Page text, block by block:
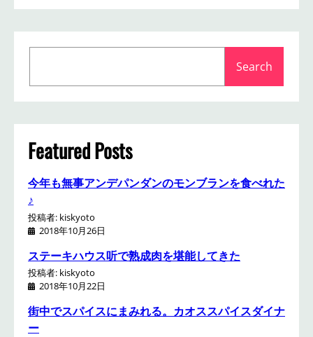
a
r
c
h
Search
Featured Posts
今年も無事アンデパンダンのモンブランを食べれた
♪
投稿者: kiskyoto
2018年10月26日
ステーキハウス听で熟成肉を堪能してきた
投稿者: kiskyoto
2018年10月22日
街中でスパイスにまみれる。カオススパイスダイナ
ー